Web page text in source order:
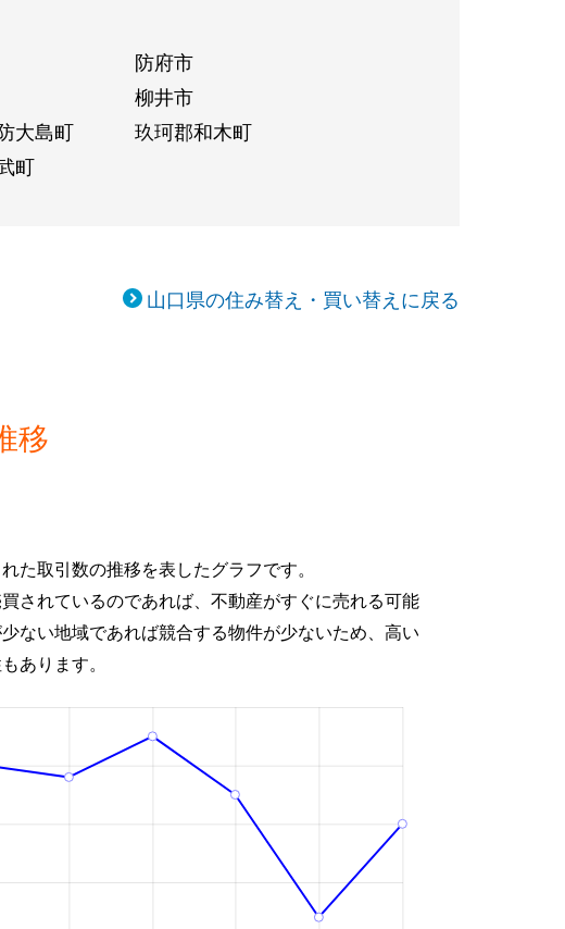
防府市
柳井市
大島町
玖珂郡和木町
町
山口県の住み替え・買い替えに戻る
移
た取引数の推移を表したグラフです。
されているのであれば、不動産がすぐに売れる可能
ない地域であれば競合する物件が少ないため、高い
あります。